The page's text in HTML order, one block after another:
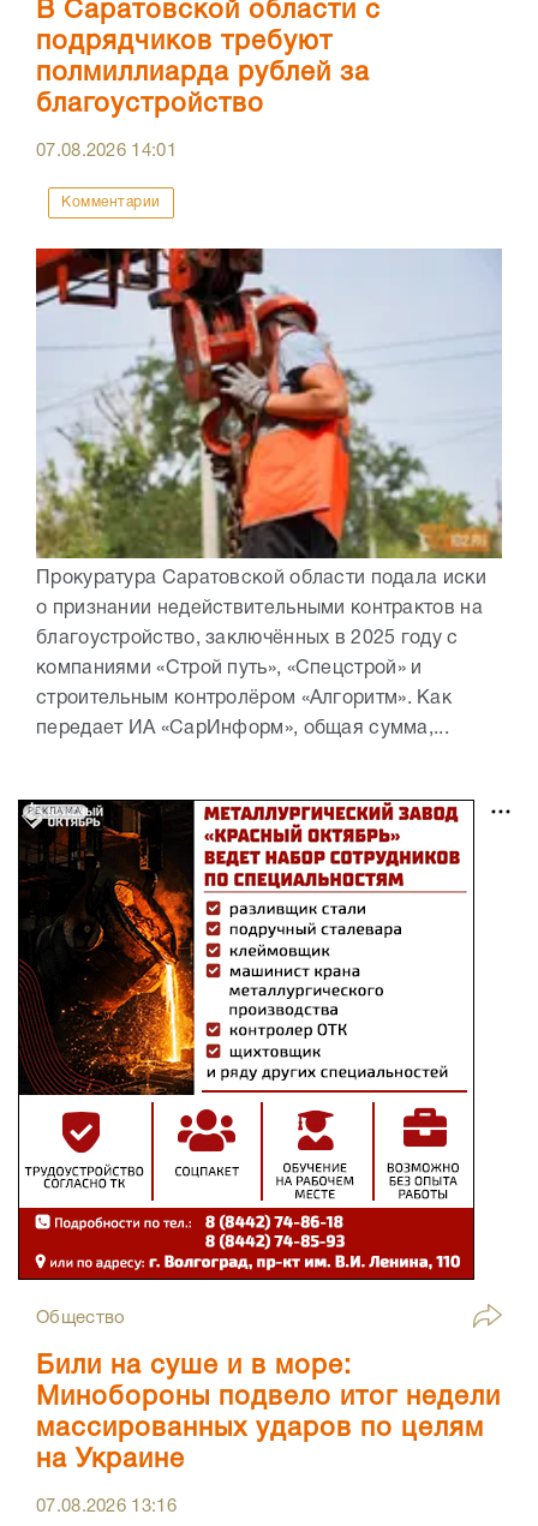
В Саратовской области с
подрядчиков требуют
полмиллиарда рублей за
благоустройство
07.08.2026 14:01
Комментарии
Прокуратура Саратовской области подала иски
о признании недействительными контрактов на
благоустройство, заключённых в 2025 году с
компаниями «Строй путь», «Спецстрой» и
строительным контролёром «Алгоритм». Как
передает ИА «СарИнформ», общая сумма,...
РЕКЛАМА
Общество
Били на суше и в море:
Минобороны подвело итог недели
массированных ударов по целям
на Украине
07.08.2026 13:16